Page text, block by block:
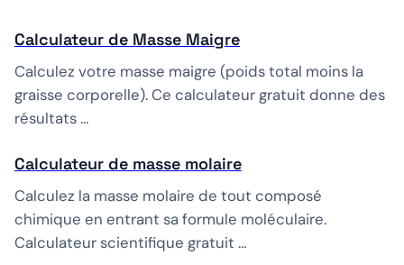
Calculateur de Masse Maigre
Calculez votre masse maigre (poids total moins la
graisse corporelle). Ce calculateur gratuit donne des
résultats …
Calculateur de masse molaire
Calculez la masse molaire de tout composé
chimique en entrant sa formule moléculaire.
Calculateur scientifique gratuit …